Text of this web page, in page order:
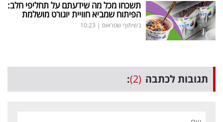
תשכחו מכל מה שידעתם על תחליפי חלב:
הפיתוח שמביא חוויית יוגורט מושלמת
בשיתוף שטראוס |
10:23
תגובות לכתבה (2)
: